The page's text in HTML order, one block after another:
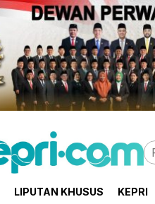
LIPUTAN KHUSUS KEPRI